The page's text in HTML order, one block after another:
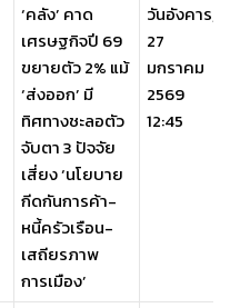
‘คลัง’ คาด
เศรษฐกิจปี 69
ขยายตัว 2% แม้
‘ส่งออก’ มี
ทิศทางชะลอตัว
จับตา 3 ปัจจัย
เสี่ยง ‘นโยบาย
กีดกันการค้า-
หนี้ครัวเรือน-
เสถียรภาพ
การเมือง’
วันอังคาร,
27
มกราคม
2569
12:45